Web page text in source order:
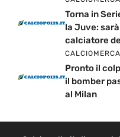
Torna in
la Juve:
calciatore
Pronto il
il bomber
al Milan